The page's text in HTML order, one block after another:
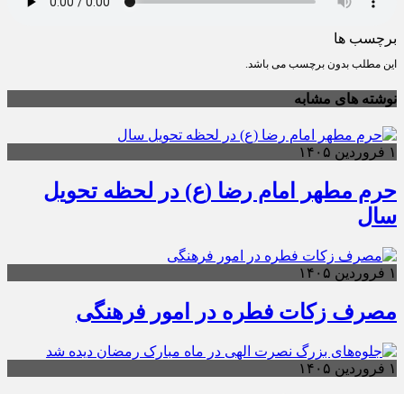
برچسب ها
این مطلب بدون برچسب می باشد.
نوشته های مشابه
۱ فروردین ۱۴۰۵
حرم مطهر امام رضا (ع) در لحظه تحویل
سال
۱ فروردین ۱۴۰۵
مصرف زکات فطره در امور فرهنگی
۱ فروردین ۱۴۰۵